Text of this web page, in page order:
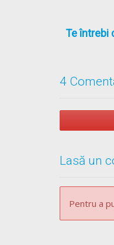
Te întrebi
4
Lasă un
Pentru a